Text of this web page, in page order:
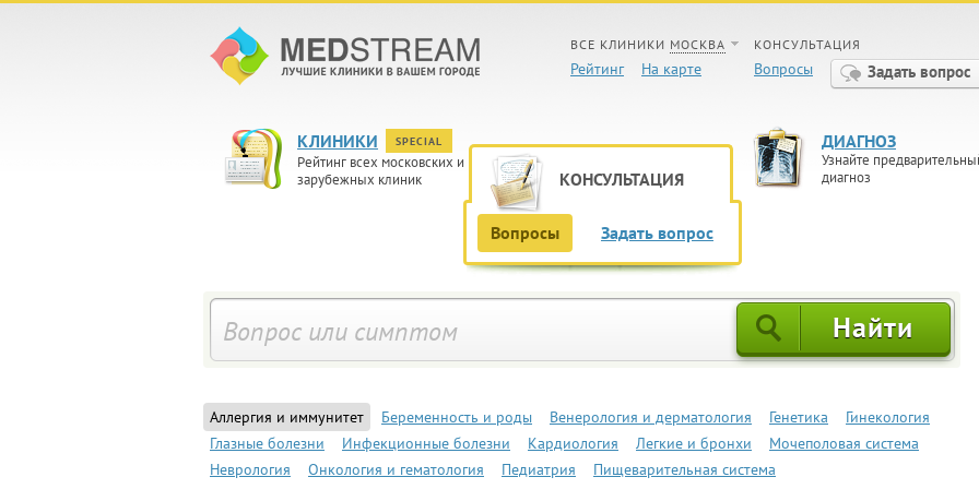
ВСЕ КЛИНИКИ МОСКВА
Рейтинг На карте
КОНСУЛЬТАЦИЯ
Вопросы Задать вопрос
КЛИНИКИ SPECIAL
Рейтинг всех московских и
зарубежных клиник
КОНСУЛЬТАЦИЯ
ДИАГНОЗ
Узнайте
диагноз
Вопросы Задать вопрос
Аллергия и иммунитет Беременность и роды Венерология и дерматология Генетика
Гинекология
Глазные болезни
Инфекционные болезни Кардиология Легкие и бронхи
Мочеполовая система
Неврология
Онкология и гематология Педиатрия
Пищеварительная система